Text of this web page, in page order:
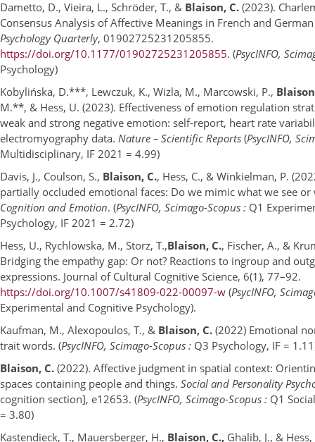
Dametto, D., Vieira, L., Schröder, T., & Blaison, C. (2023).
Consensus Analysis of Affective Meanings in French and
Psychology Quarterly, 01902725231205855.
https://doi.org/10.1177/01902725231205855. (PsycINFO,
Psychology)
Kobylińska, D.***, Lewczuk, K., Wizla, M., Marcowski, P.,
M.**, & Hess, U. (2023). Effectiveness of emotion regulation
weak and strong negative emotion: self-report, heart rate
electromyography data. Nature – Scientific Reports (PsycINFO,
Multidisciplinary, IF 2021 = 4.99)
Davis, J., Coulson, S., Blaison, C., Hess, C., & Winkielman, P.
partially occluded emotional faces: Do we mimic what we see or
Cognition and Emotion. (PsycINFO, Scimago-Scopus : Q1
Psychology, IF 2021 = 2.72)
Hess, U., Rychlowska, M., Storz, T.,Blaison, C., Fischer, A., &
Bridging the empathy gap: Or not? Reactions to ingroup and
expressions. Journal of Cultural Cognitive Science, 6(1), 77–92.
https://doi.org/10.1007/s41809-022-00097-w (PsycINFO,
Experimental and Cognitive Psychology).
Kaufman, M., Alexopoulos, T., & Blaison, C. (2022) Emotional
trait words. (PsycINFO, Scimago-Scopus : Q3 Psychology, IF =
Blaison, C. (2022). Affective judgment in spatial context:
spaces containing people and things. Social and Personality
cognition section], e12653. (PsycINFO, Scimago-Scopus : Q1
= 3.80)
Kastendieck, T., Mauersberger, H., Blaison, C., Ghalib, J., &